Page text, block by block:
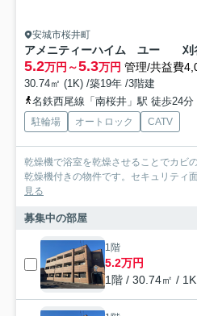
安城市桜井町
5.2万円～5.3万円 管理/共益費
30.74㎡ (1K) /築19年 /3階建
名鉄西尾線「南桜井」駅 徒歩24分
駐輪場 オートロック CATV
乾燥機で浴室を乾燥させることでカビ
乾燥機付きの物件です。セキュリティ
見る
募集中の部屋
1階
5.2万円
1階 / 30.74㎡ / 1K